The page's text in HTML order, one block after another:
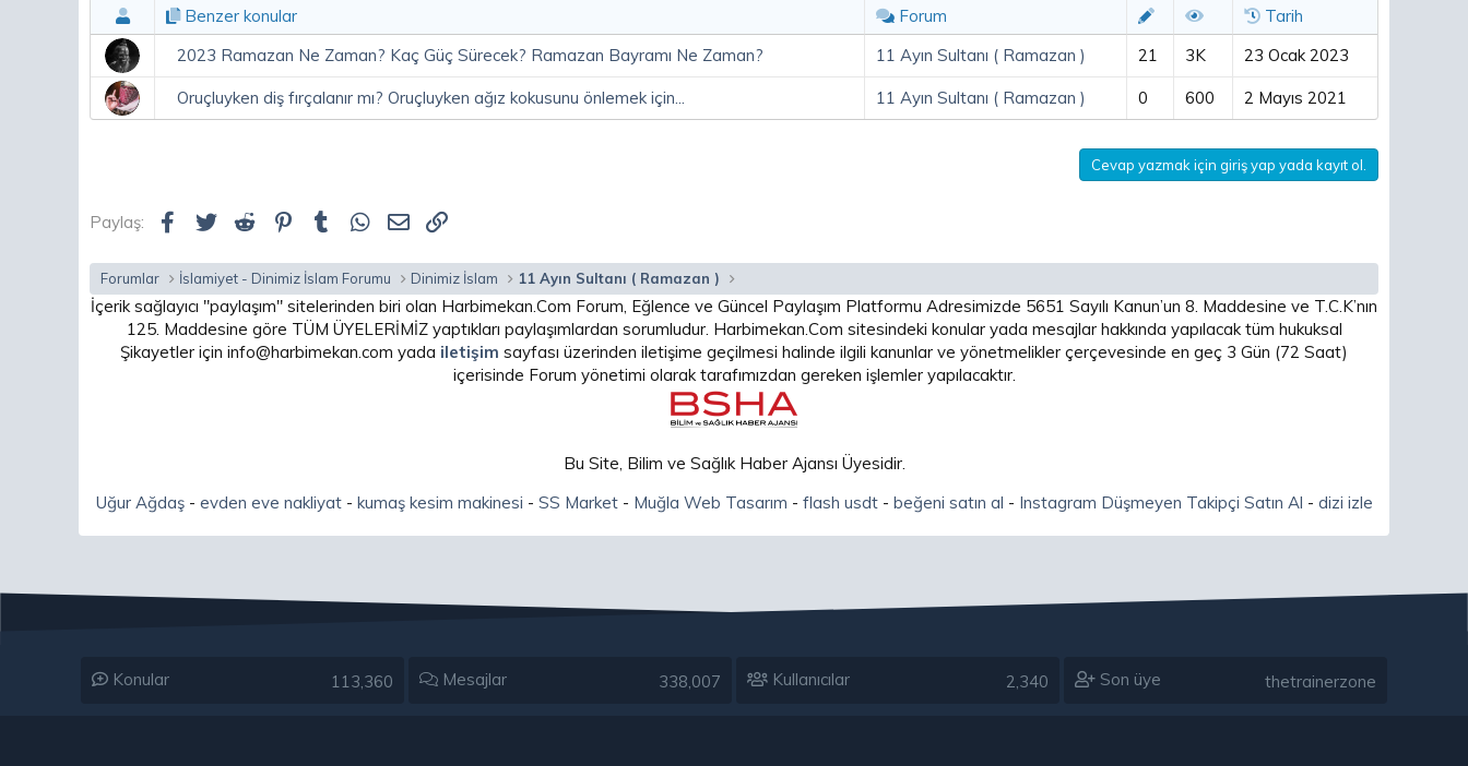
Benzer konular Forum
Tarih
2023 Ramazan Ne Zaman? Kaç Güç Sürecek? Ramazan Bayramı Ne Zaman?
11 Ayın Sultanı ( Ramazan ) 21 3K 23 Ocak 2023
Oruçluyken diş fırçalanır mı? Oruçluyken ağız kokusunu önlemek için... 11 Ayın Sultanı ( Ramazan ) 0 600 2 Mayıs 2021
Cevap yazmak için giriş yap yada kayıt ol.
Paylaş: Facebook
TwitterReddit Pinterest
Tumblr WhatsApp
E-posta
Forumlar İslamiyet - Dinimiz İslam Forumu Dinimiz İslam 11 Ayın Sultanı ( Ramazan )
İçerik sağlayıcı "paylaşım" sitelerinden biri olan Harbimekan.Com Forum, Eğlence ve Güncel Paylaşım Platformu Adresimizde 5651 Sayılı Kanun’un 8. Maddesine ve T.C.K’nın
125. Maddesine göre TÜM ÜYELERİMİZ yaptıkları paylaşımlardan sorumludur. Harbimekan.Com sitesindeki konular yada mesajlar hakkında yapılacak tüm hukuksal
Şikayetler için info@harbimekan.com yada iletişim sayfası üzerinden iletişime geçilmesi halinde ilgili kanunlar ve yönetmelikler çerçevesinde en geç 3 Gün (72 Saat)
içerisinde Forum yönetimi olarak tarafımızdan gereken işlemler yapılacaktır.
Bu Site, Bilim ve Sağlık Haber Ajansı Üyesidir.
Uğur Ağdaş- evden eve nakliyat- kumaş kesim makinesi - SS Market- Muğla Web Tasarım - flash usdt- beğeni satın al - Instagram Düşmeyen Takipçi Satın Al - dizi izle
Konular 113,360 Mesajlar 338,007 Kullanıcılar 2,340 Son üye thetrainerzone